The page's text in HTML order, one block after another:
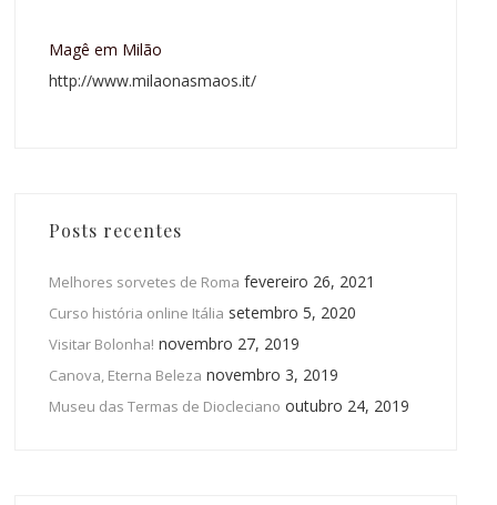
Magê em Milão
http://www.milaonasmaos.it/
Posts recentes
Melhores sorvetes de Roma fevereiro 26, 2021
Curso história online Itália setembro 5, 2020
Visitar Bolonha! novembro 27, 2019
Canova, Eterna Beleza novembro 3, 2019
Museu das Termas de Diocleciano outubro 24, 2019